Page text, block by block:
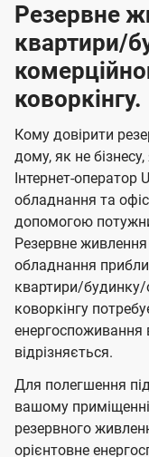
Резервне
квартири/
коворкінгу.
Кому довірити
дому, як не
Інтернет-оператор
обладнання та
допомогою
Резервне
обладнання
квартири/
коворкінгу
енергоспоживання
відрізняється.
Для полегшення
вашому
резервного
орієнтовне